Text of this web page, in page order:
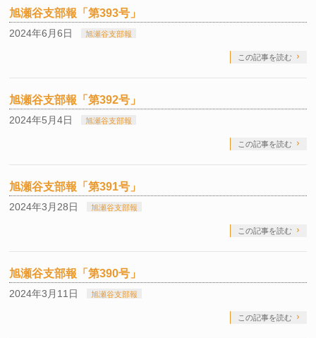
旭瀬谷支部報「第393号」
2024年6月6日 旭瀬谷支部報
この記事を読む
旭瀬谷支部報「第392号」
2024年5月4日 旭瀬谷支部報
この記事を読む
旭瀬谷支部報「第391号」
2024年3月28日 旭瀬谷支部報
この記事を読む
旭瀬谷支部報「第390号」
2024年3月11日 旭瀬谷支部報
この記事を読む